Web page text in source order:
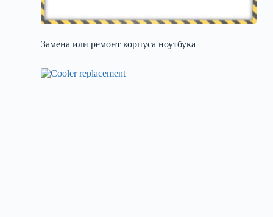
Замена или ремонт корпуса ноутбука